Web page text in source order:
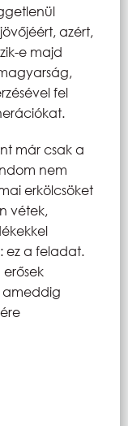
azért,
e majd
fel
már csak a
nem
erkölcsöket
vétek,
ez a feladat.
ameddig